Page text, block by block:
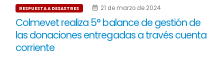
RESPUESTA A DESASTRES 21 de marzo de 2024
Colmevet realiza 5° balance de gestión de
las donaciones entregadas a través cuenta
corriente